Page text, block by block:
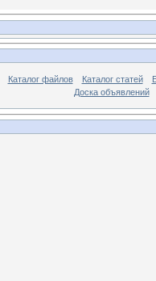
Каталог файлов Каталог статей
Доска объявлений